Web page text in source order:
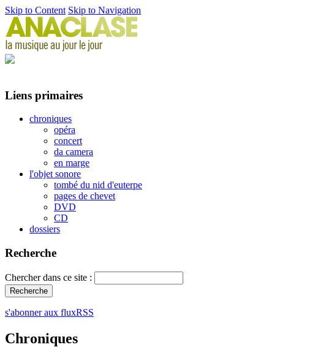
Skip to Content Skip to Navigation
Liens primaires
chroniques
opéra
concert
da camera
en marge
l'objet sonore
tombé du nid d'euterpe
pages de chevet
DVD
CD
dossiers
Recherche
Chercher dans ce site :
s'abonner aux fluxRSS
Chroniques